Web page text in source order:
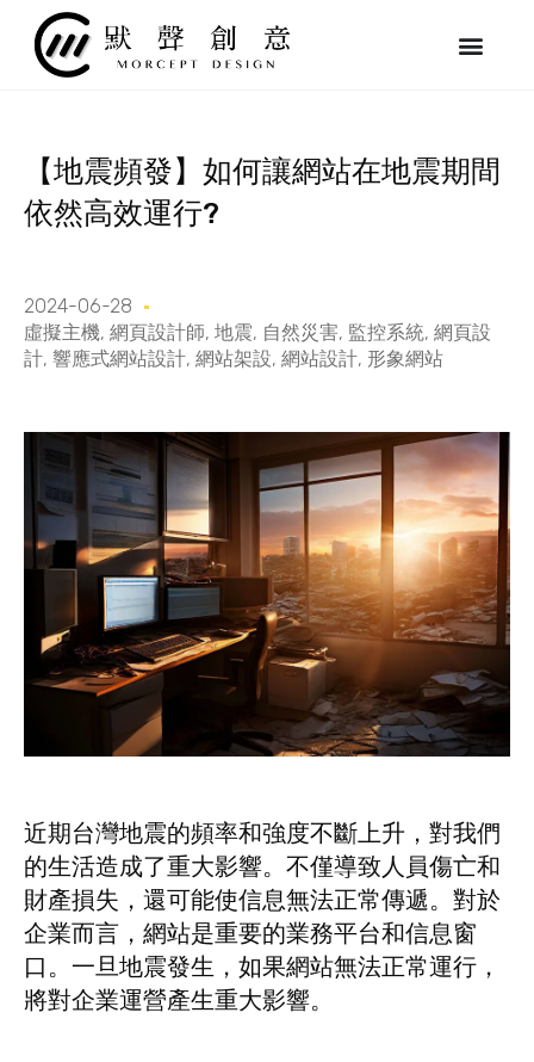
【地震頻發】如何讓網站在地震期間
依然高效運行?
2024-06-28
虛擬主機, 網頁設計師, 地震, 自然災害, 監控系統, 網頁設
計, 響應式網站設計, 網站架設, 網站設計, 形象網站
近期台灣地震的頻率和強度不斷上升，對我們
的生活造成了重大影響。不僅導致人員傷亡和
財產損失，還可能使信息無法正常傳遞。對於
企業而言，網站是重要的業務平台和信息窗
口。一旦地震發生，如果網站無法正常運行，
將對企業運營產生重大影響。